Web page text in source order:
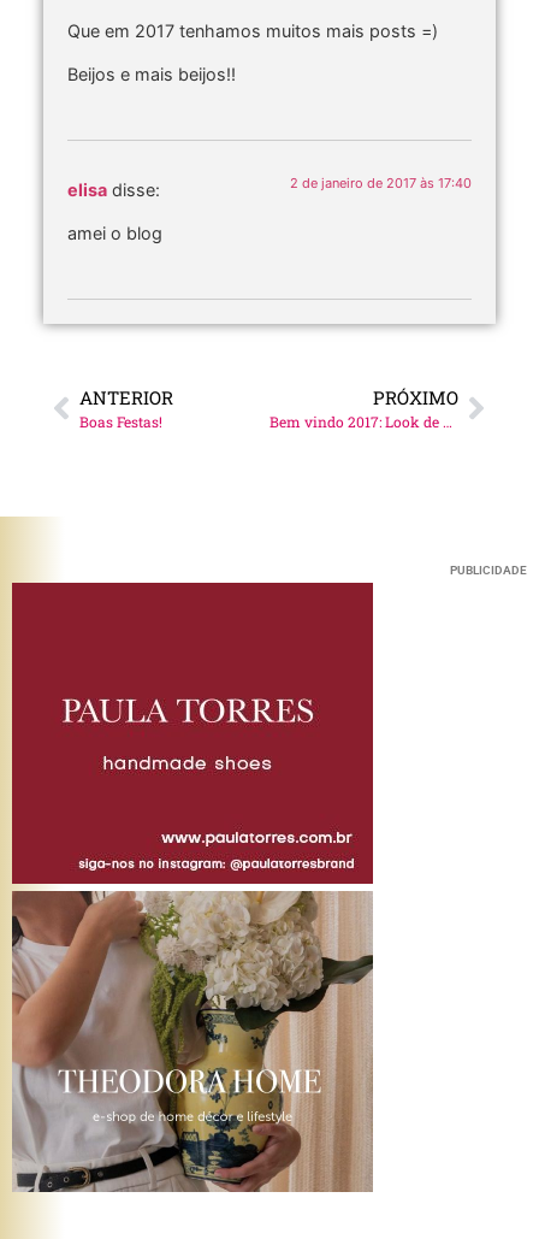
Que em 2017 tenhamos muitos mais posts =)
Beijos e mais beijos!!
elisa disse: 2 de janeiro de 2017 às 17:40
amei o blog
ANTERIOR
Boas Festas!
PRÓXIMO
Bem vindo 2017: Look de Ano Novo!
PUBLICIDADE